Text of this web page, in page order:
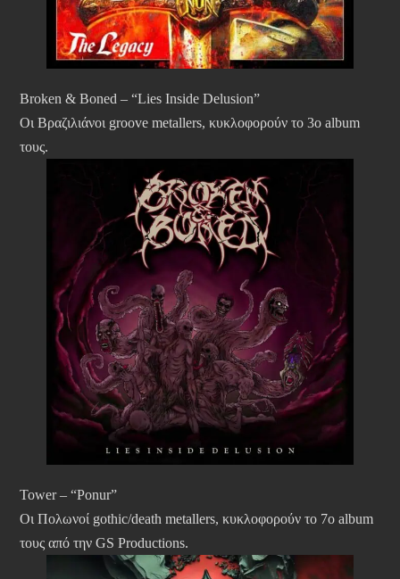
Broken & Boned – “Lies Inside Delusion”
Οι Βραζιλιάνοι groove metallers, κυκλοφορούν το 3ο album
τους.
Tower – “Ponur”
Οι Πολωνοί gothic/death metallers, κυκλοφορούν το 7ο album
τους από την GS Productions.